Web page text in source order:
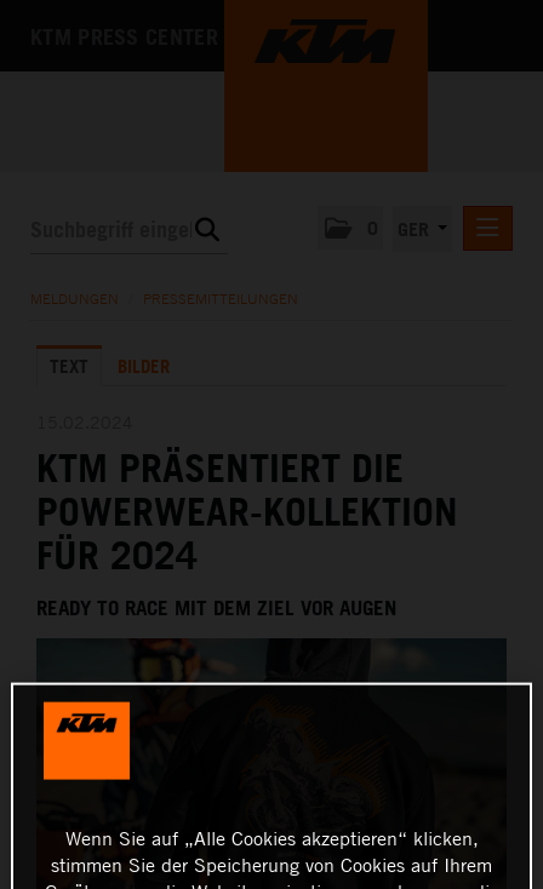
MEDIA
MELDUNGEN PRESSEMITTEILUNGEN
TEXT BILDER
KTM PRÄSENTIERT DIE
POWERWEAR-KOLLEKTION
FÜR 2024
READY TO RACE MIT DEM ZIEL VOR AUGEN
Wenn Sie auf „Alle Cookies akzeptieren“ klicken,
stimmen Sie der Speicherung von Cookies auf Ihrem